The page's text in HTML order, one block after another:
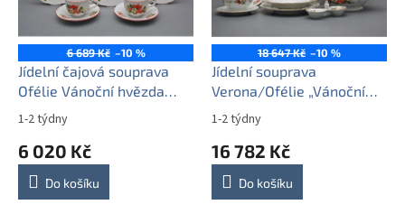
6 689 Kč –10 %
Jídelní čajová souprava
Ofélie Vánoční hvězda
30dílná CCL
1-2 týdny
6 020 Kč
Do košíku
18 647 Kč –10 %
Jídelní souprava
Verona/Ofélie „Vánoční
hvězda“ (26dílná) – GL Lux
1-2 týdny
16 782 Kč
Do košíku